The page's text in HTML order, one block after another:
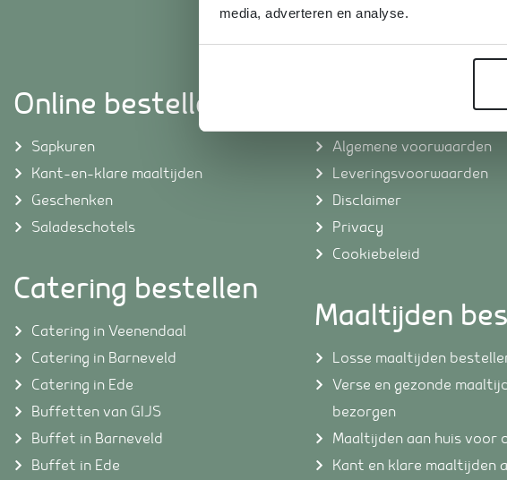
media, adverteren en analyse.
Online bestellen
Sapkuren
Kant-en-klare maaltijden
Geschenken
Saladeschotels
Catering bestellen
Catering in Veenendaal
Catering in Barneveld
Catering in Ede
Buffetten van GIJS
Buffet in Barneveld
Buffet in Ede
Algemene voorwaarden
Leveringsvoorwaarden
Disclaimer
Privacy
Cookiebeleid
Maaltijden
Losse maaltijden
Verse en gezonde
bezorgen
Maaltijden aan huis voor
Kant en klare maaltijden